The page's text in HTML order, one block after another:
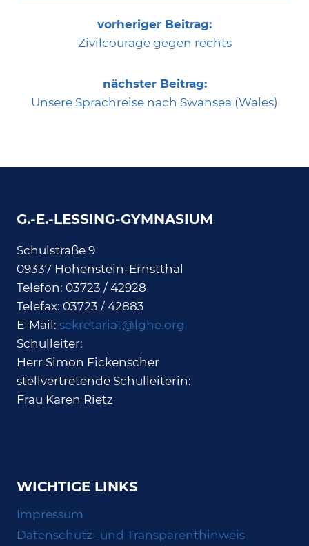
vorheriger Beitrag:
Zivilcourage gegen rechts
nächster Beitrag:
Unsere Sprachreise nach Swansea (Wales)
G.-E.-LESSING-GYMNASIUM
Schulstraße 9
09337 Hohenstein-Ernstthal
Telefon: 03723 / 42928
Telefax: 03723 / 42883
E-Mail: sekretariat@lghe.org
Schulleiter:
Herr Simon Fickenscher
stellvertretende Schulleiterin:
Frau Karen Rietz
WICHTIGE LINKS
Impressum
Datenschutz- und Transparenthinweis